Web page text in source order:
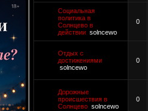
Социальная
политика в
Солнцево в
действии solncewo
0
Отдых с
достижениями
solncewo
0
Дорожные
происшествия в
Солнцево solncewo
0